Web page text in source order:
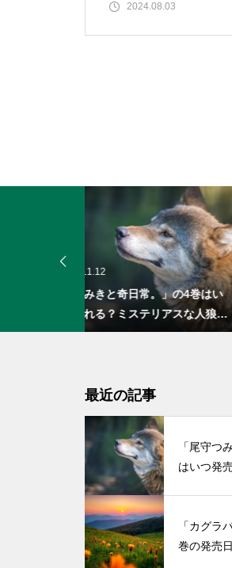
2024.08.03
2024.11.07
「カグラバチ」の4巻が
発売日は？ストーリーや
最近の記事
「尾守つ
はいつ発
「カグラ
巻の発売